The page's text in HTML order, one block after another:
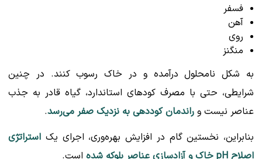
فسفر
آهن
روی
منگنز
به شکل نامحلول درآمده و در خاک رسوب کنند. در چنین
شرایطی، حتی با مصرف کودهای استاندارد، گیاه قادر به جذب
عناصر نیست و راندمان کوددهی به نزدیک صفر می‌رسد.
بنابراین، نخستین گام در افزایش بهره‌وری، اجرای یک استراتژی